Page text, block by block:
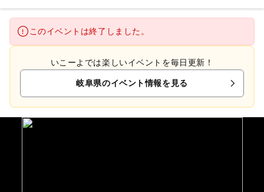
このイベントは終了しました。
いこーよでは楽しいイベントを毎日更新！
岐阜県のイベント情報を見る